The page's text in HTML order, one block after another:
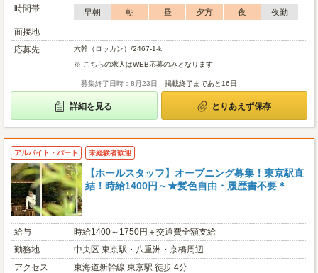
時間帯
早朝 朝 昼 夕方 夜
夜勤
面接地
応募先
六幹（ロッカン）/2467-1-k
※ こちらの求人はWEB応募のみとなります
募集終了日時：8月23日 掲載終了まであと16日
詳細を見る とりあえず保存
アルバイト・パート 未経験者歓迎
【ホールスタッフ】オープニング募集！東京駅直
結！時給1400円～★髪色自由・履歴書不要＊
給与
時給1400～1750円＋交通費全額支給
勤務地
中央区 東京駅・八重洲・京橋周辺
アクセス
東海道新幹線 東京駅 徒歩 4分